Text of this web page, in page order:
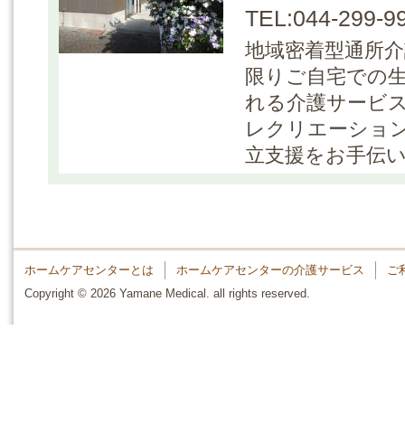
TEL:044-299-
地域密着型通所
限りご自宅での
れる介護サービ
レクリエーショ
立支援をお手伝
ホームケアセンターとは ホームケアセンターの介護サービス
ご
Copyright © 2026 Yamane Medical. all rights reserved.